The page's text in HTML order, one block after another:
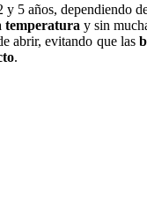
y 5 años, dependiendo
temperatura y sin
abrir, evitando que las
.